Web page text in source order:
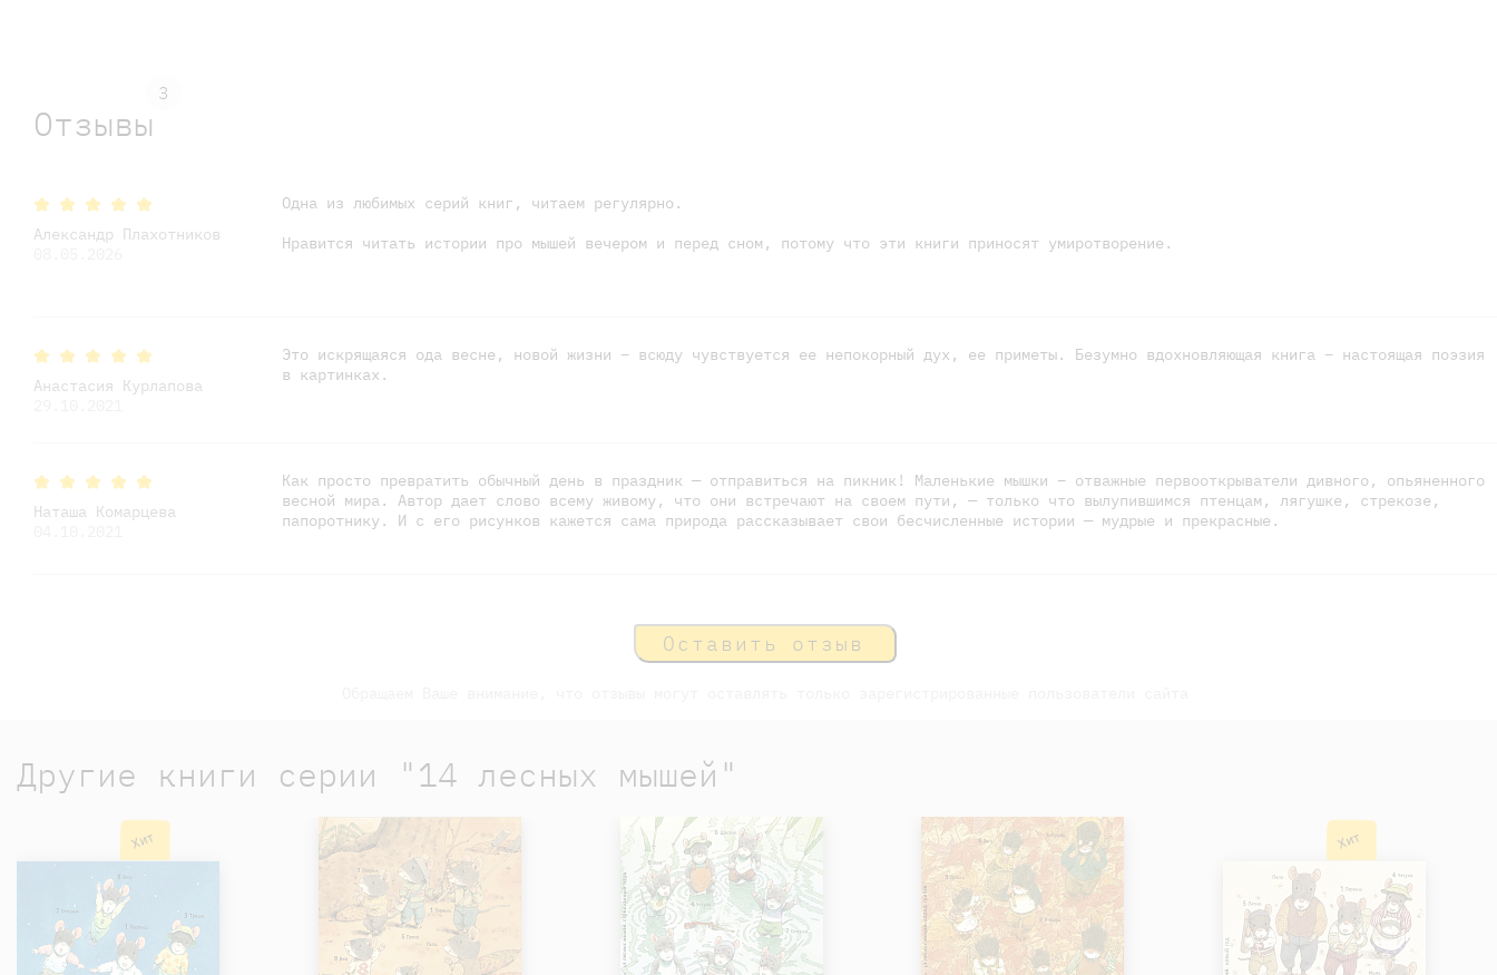
Отзывы
3
Александр Плахотников
Одна из любимых серий книг, читаем регулярно.
Нравится читать истории про мышей вечером и перед сном, потому что эти книги приносят умиротворение.
Анастасия Курлапова
Это искрящаяся ода весне, новой жизни – всюду чувствуется ее непокорный дух, ее приметы. Безумно вдохновляющая книга – настоящая поэзия
в картинках.
Наташа Комарцева
Как просто превратить обычный день в праздник — отправиться на пикник! Маленькие мышки – отважные первооткрыватели дивного, опьяненного
весной мира. Автор дает слово всему живому, что они встречают на своем пути, — только что вылупившимся птенцам, лягушке, стрекозе,
папоротнику. И с его рисунков кажется сама природа рассказывает свои бесчисленные истории — мудрые и прекрасные.
Оставить отзыв
Другие книги серии "14 лесных мышей"
Хит Хит